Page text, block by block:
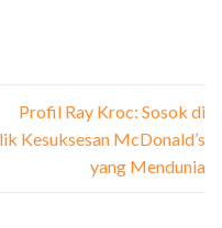
Profil Ray Kroc: Sosok di
Kesuksesan McDonald’s
yang Mendunia